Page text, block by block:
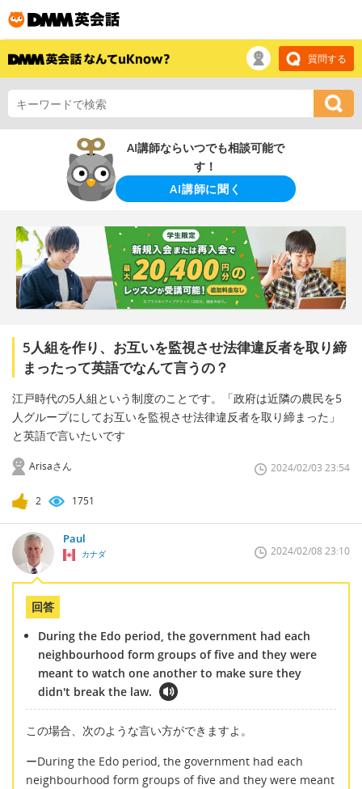
質問する
AI講師ならいつでも相談可能で
す！
AI講師に聞く
5人組を作り、お互いを監視させ法律違反者を取り締
まったって英語でなんて言うの？
江戸時代の5人組という制度のことです。「政府は近隣の農民を5
人グループにしてお互いを監視させ法律違反者を取り締まった」
と英語で言いたいです
Arisaさん 2024/02/03 23:54
2 1751
Paul
カナダ 2024/02/08 23:10
回答
During the Edo period, the government had each
neighbourhood form groups of five and they were
meant to watch one another to make sure they
didn't break the law.
この場合、次のような言い方ができますよ。
ーDuring the Edo period, the government had each
neighbourhood form groups of five and they were meant